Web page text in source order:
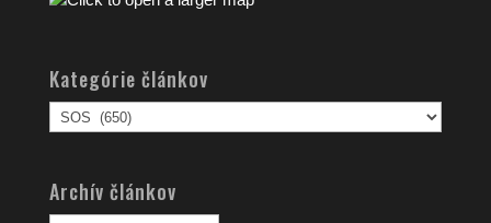
Kategórie článkov
Kategórie
článkov
Archív článkov